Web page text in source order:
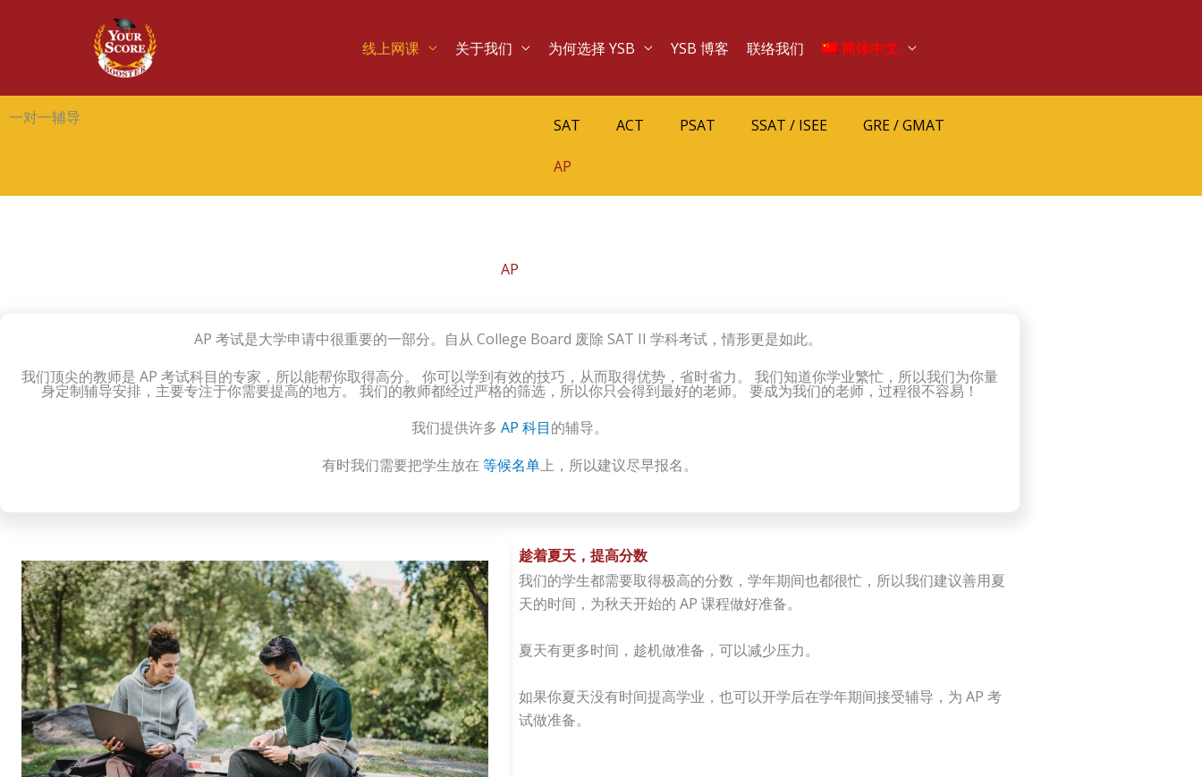
线上网课 关于我们 为何选择 YSB YSB 博客 联络我们 简体中文
一对一辅导 SAT ACT PSAT SSAT / ISEE GRE / GMAT
AP
AP
AP 考试是大学申请中很重要的一部分。自从 College Board 废除 SAT II 学科考试，情形更是如此。
我们顶尖的教师是 AP 考试科目的专家，所以能帮你取得高分。 你可以学到有效的技巧，从而取得优势，省时省力。 我们知道你学业繁忙，所以我们为你量
身定制辅导安排，主要专注于你需要提高的地方。 我们的教师都经过严格的筛选，所以你只会得到最好的老师。 要成为我们的老师，过程很不容易！
我们提供许多 AP 科目的辅导。
有时我们需要把学生放在 等候名单上，所以建议尽早报名。
趁着夏天，提高分数
我们的学生都需要取得极高的分数，学年期间也都很忙，所以我们建议善用夏
天的时间，为秋天开始的 AP 课程做好准备。
夏天有更多时间，趁机做准备，可以减少压力。
如果你夏天没有时间提高学业，也可以开学后在学年期间接受辅导，为 AP 考
试做准备。